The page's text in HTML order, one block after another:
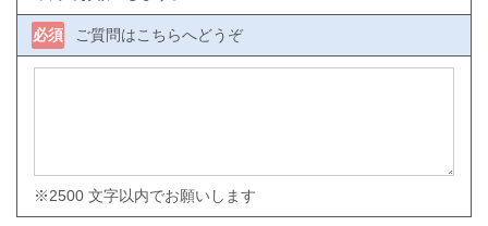
ご質問はこちらへどうぞ
必須
※2500 文字以内でお願いします